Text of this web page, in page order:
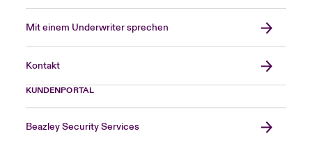
Mit einem Underwriter sprechen
Kontakt
KUNDENPORTAL
Beazley Security Services